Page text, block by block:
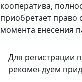
кооператива,
приобретает право
момента внесения
Для регистрации
рекомендуем